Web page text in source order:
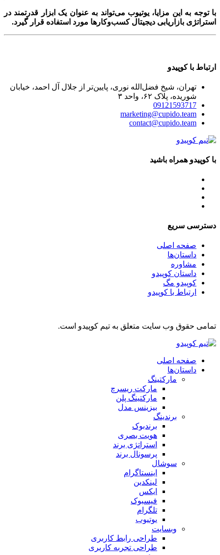
با توجه به این مزایا، یوتیوب می‌تواند به عنوان یک ابزار قدرتمند در
استراتژی بازاریابی دیجیتال کسب‌وکارها مورد استفاده قرار گیرد.
ارتباط با کوپیدو
تهران، شیخ فضل‌الله نوری، پایین‌تر از جلال آل احمد، خیابان
شوریده، پلاک ۶۲، واحد ۳
09121593717
marketing@cupido.team
contact@cupido.team
با کوپیدو همراه باشید
دسترسی سریع
صفحه اصلی
داستان‌ها
مشاوره
داستان کوپیدو
کوپیدو مگ
ارتباط با کوپیدو
تمامی حقوق وب سایت متعلق به تیم کوپیدو است.
صفحه اصلی
داستان‌ها
مارکتینگ
مارکت ریسرچ
مارکتینگ پلن
بیزینس مدل
برندینگ
برندبوک
هویت بصری
استراتژی برند
پرسونال برند
سوشال
اینستاگرام
لینکدین
ایکس
فیسبوک
تلگرام
یوتیوب
وبسایت
طراحی رابط کاربری
طراحی تجربه کاربری